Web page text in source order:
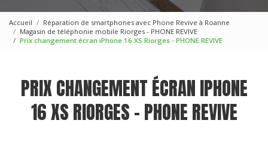
Accueil
Réparation de smartphones avec Phone Revive à Roanne
Magasin de téléphonie mobile Riorges - PHONE REVIVE
Prix changement écran iPhone 16 XS Riorges - PHONE REVIVE
PRIX CHANGEMENT ÉCRAN IPHONE
16 XS RIORGES - PHONE REVIVE